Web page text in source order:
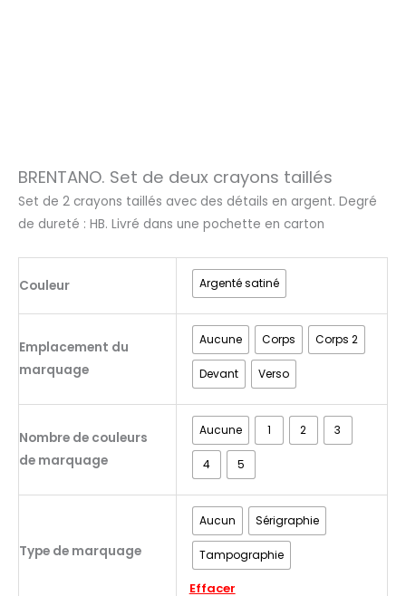
BRENTANO. Set de deux crayons taillés
Set de 2 crayons taillés avec des détails en argent. Degré
de dureté : HB. Livré dans une pochette en carton
Couleur Argenté satiné
Emplacement du
marquage
Aucune Corps Corps 2
Devant Verso
Nombre de couleurs
de marquage
Aucune 1 2 3
4 5
Type de marquage
Aucun Sérigraphie
Tampographie
Effacer